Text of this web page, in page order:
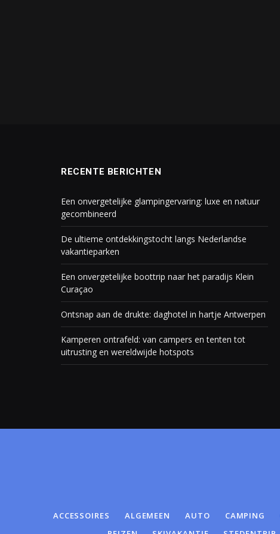
RECENTE BERICHTEN
Een onvergetelijke glampingervaring: luxe en natuur
gecombineerd
De ultieme ontdekkingstocht langs Nederlandse
vakantieparken
Een onvergetelijke boottrip naar het paradijs Klein
Curaçao
Ontsnap aan de drukte: daghotel in hartje Antwerpen
Kamperen ontrafeld: van campers en tenten tot
uitrusting en wereldwijde hotspots
ACCESSOIRES ALGEMEEN AUTO CAMPING